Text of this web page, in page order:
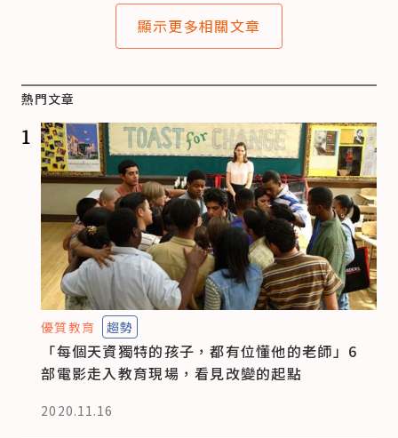
顯示更多相關文章
熱門文章
1
優質教育 趨勢
「每個天資獨特的孩子，都有位懂他的老師」6
部電影走入教育現場，看見改變的起點
2020.11.16